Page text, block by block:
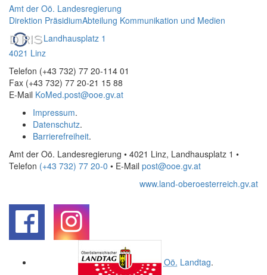
Amt der Oö. Landesregierung
Direktion PräsidiumAbteilung Kommunikation und Medien
Landhausplatz 1
4021 Linz
Telefon (+43 732) 77 20-114 01
Fax (+43 732) 77 20-21 15 88
E-Mail KoMed.post@ooe.gv.at
Impressum.
Datenschutz.
Barrierefreiheit.
Amt der Oö. Landesregierung • 4021 Linz, Landhausplatz 1 •
Telefon (+43 732) 77 20-0 • E-Mail post@ooe.gv.at
www.land-oberoesterreich.gv.at
Oö. Landtag.